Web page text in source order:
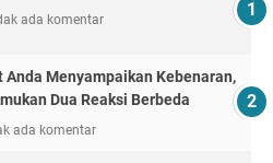
ada komentar
Anda Menyampaikan Kebenaran,
Dua Reaksi Berbeda
ada komentar